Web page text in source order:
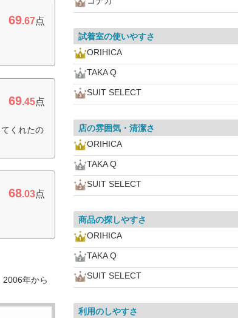
69.67点
69.45点
くれたの
68.03点
2006年から
試着室の使いやすさ
ORIHICA
TAKA Q
SUIT SELECT
店の雰囲気・清潔さ
ORIHICA
TAKA Q
SUIT SELECT
商品の探しやすさ
ORIHICA
TAKA Q
SUIT SELECT
利用のしやすさ